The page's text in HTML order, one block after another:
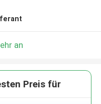
an
Preis für